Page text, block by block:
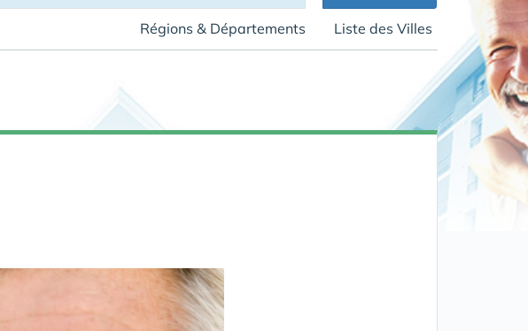
Régions & Départements Liste des Villes